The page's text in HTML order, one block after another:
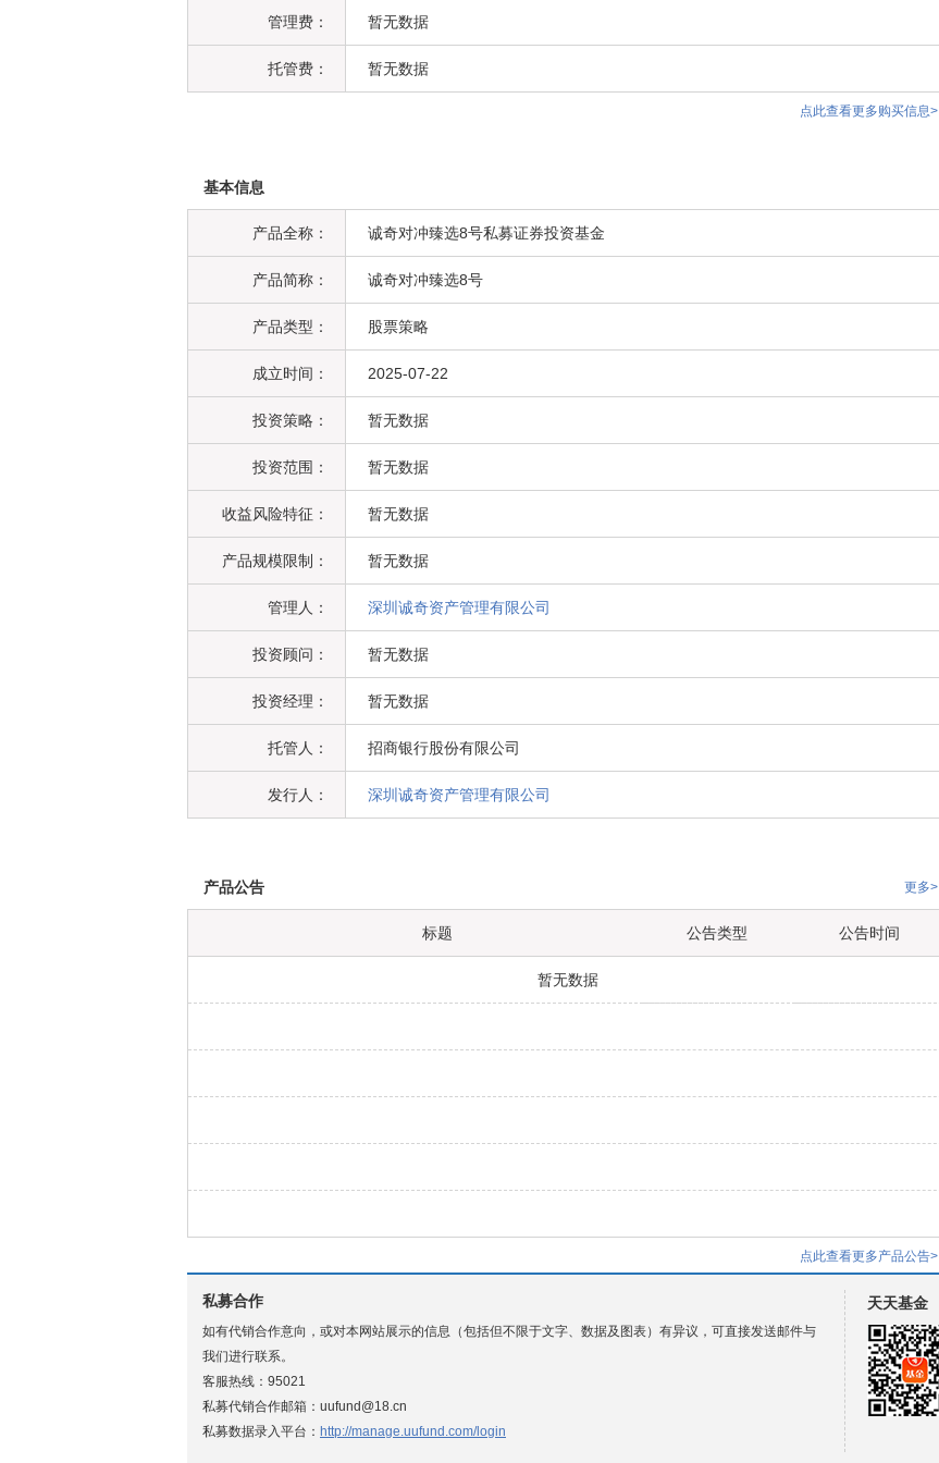
管理费： 暂无数据
托管费： 暂无数据
点此查看更多购买信息>
基本信息
产品全称： 诚奇对冲臻选8号私募证券投资基金
产品简称： 诚奇对冲臻选8号
产品类型： 股票策略
成立时间： 2025-07-22
投资策略： 暂无数据
投资范围： 暂无数据
收益风险特征： 暂无数据
产品规模限制： 暂无数据
管理人： 深圳诚奇资产管理有限公司
投资顾问： 暂无数据
投资经理： 暂无数据
托管人： 招商银行股份有限公司
发行人： 深圳诚奇资产管理有限公司
产品公告 更多>
标题 公告类型 公告时间
暂无数据
点此查看更多产品公告>
私募合作
如有代销合作意向，或对本网站展示的信息（包括但不限于文字、数据及图表）有异议，可直接发送邮件与
我们进行联系。
客服热线：95021
私募代销合作邮箱：uufund@18.cn
私募数据录入平台： http://manage.uufund.com/login
天天基金